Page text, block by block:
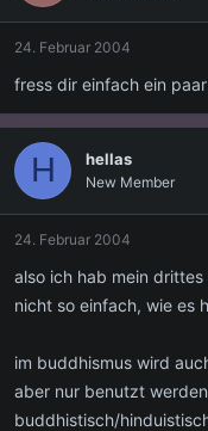
24. Februar 2004
fress dir einfach ein
H hellas
New Member
24. Februar 2004
also ich hab mein
nicht so einfach, wie es
im buddhismus wird
aber nur benutzt
buddhistisch/